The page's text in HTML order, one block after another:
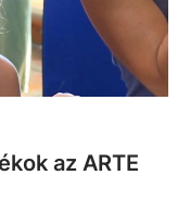
az ARTE